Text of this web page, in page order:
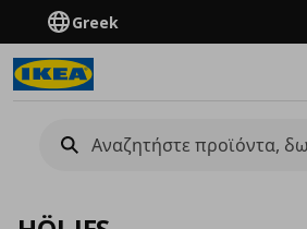
Greek